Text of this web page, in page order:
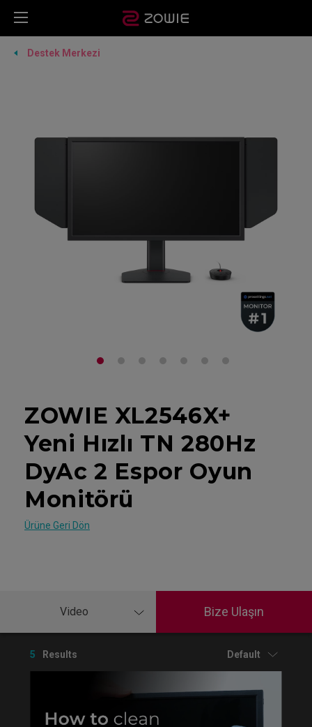
Destek Merkezi
ZOWIE XL2546X+
Yeni Hızlı TN 280Hz
DyAc 2 Espor Oyun
Monitörü
Ürüne Geri Dön
Video Bize Ulaşın
5 Results Default